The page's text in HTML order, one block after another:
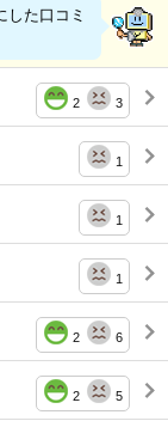
した口コミ
2 3
1
1
1
2 6
2 5